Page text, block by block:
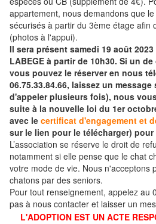
appartement, nous demandons que
sécurisés à partir du 3ème étage afin
(photos à l'appui).
Il sera présent samedi 19 août 2023
LABEGE à partir de 10h30. Si un
vous pouvez le réserver en nous
06.75.33.84.66, laissez un
d'appeler plusieurs fois), nous
suite à la nouvelle loi du 1er
avec le certificat d'engagement et
sur le lien pour le télécharger)
L’association se réserve le droit de
notamment si elle pense que le chat
votre mode de vie. Nous n'acceptons
chatons par des seniors.
Pour tout renseignement, appelez au
pas à nous contacter et laisser un
L'ADOPTION EST UN ACTE